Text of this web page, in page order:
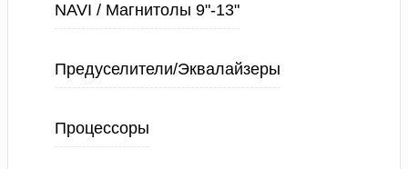
NAVI / Магнитолы 9"-13"
Предуселители/Эквалайзеры
Процессоры